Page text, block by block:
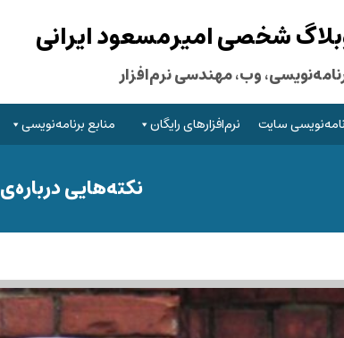
شخصی امیرمسعود ایرانی
وب، مهندسی نرم‌افزار
سایت نرم‌افزارهای رایگان منابع برنامه‌نویسی
نکته‌هایی درباره‌ی Redirect یا تغییر مسیر صفحات وب